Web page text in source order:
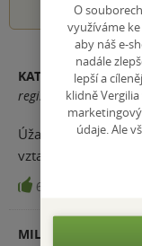
KATEŘINA
registrovaný uživatel
Úžasná kniha o
vztahu Tessy a
62
MILENA HOANGOVÁ
O
využíváme
aby náš e-
nadále
lepší a
klidně
údaje. Ale